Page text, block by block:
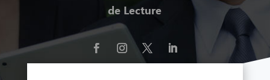
de Lecture